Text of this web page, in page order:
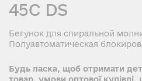
45C DS
Бегунок для спиральной
Полуавтоматическая
Будь ласка, щоб отримати